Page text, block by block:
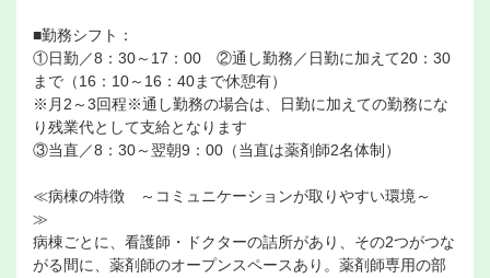
■勤務シフト：
①日勤／8：30～17：00 ②通し勤務／日勤に加えて20：30
まで（16：10～16：40まで休憩有）
※月2～3回程※通し勤務の場合は、日勤に加えての勤務にな
り残業代として支給となります
③当直／8：30～翌朝9：00（当直は薬剤師2名体制）
≪病棟の特徴 ～コミュニケーションが取りやすい環境～
≫
病棟ごとに、看護師・ドクターの詰所があり、その2つがつな
がる間に、薬剤師のオープンスペースあり。薬剤師専用の部